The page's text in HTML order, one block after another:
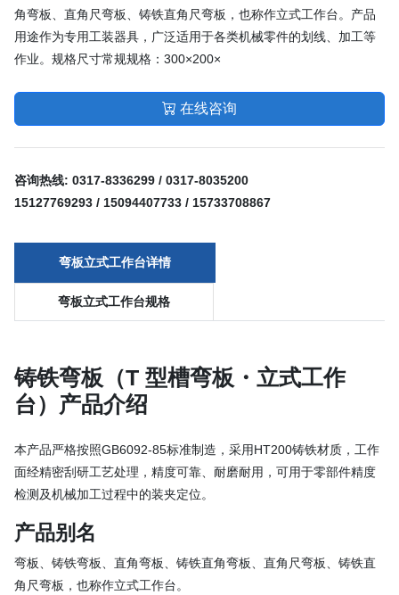
角弯板、直角尺弯板、铸铁直角尺弯板，也称作立式工作台。产品
用途作为专用工装器具，广泛适用于各类机械零件的划线、加工等
作业。规格尺寸常规规格：300×200×
在线咨询
咨询热线: 0317-8336299 / 0317-8035200
15127769293 / 15094407733 / 15733708867
弯板立式工作台详情
弯板立式工作台规格
铸铁弯板（T 型槽弯板・立式工作
台）产品介绍
本产品严格按照GB6092-85标准制造，采用HT200铸铁材质，工作
面经精密刮研工艺处理，精度可靠、耐磨耐用，可用于零部件精度
检测及机械加工过程中的装夹定位。
产品别名
弯板、铸铁弯板、直角弯板、铸铁直角弯板、直角尺弯板、铸铁直
角尺弯板，也称作立式工作台。